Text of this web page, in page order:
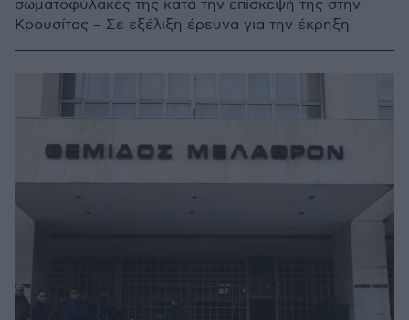
σωματοφύλακές της κατά την επίσκεψή της στην
Κρουσίτας – Σε εξέλιξη έρευνα για την έκρηξη